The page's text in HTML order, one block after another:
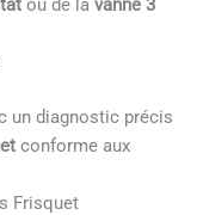
ou de lavanne 3
un diagnostic précis
conforme aux
Frisquet